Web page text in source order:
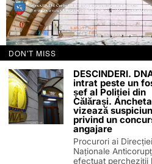
C.C
DON'T MISS
DESCINDERI.
intrat peste un
șef al Poliției din
Călărași. Ancheta
vizează
privind un
angajare
Procurori ai Direcției
Naționale
efectuat percheziții